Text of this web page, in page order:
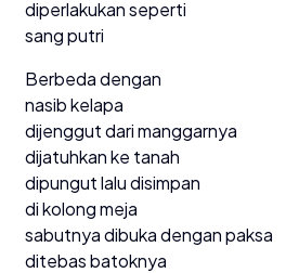
diperlakukan seperti
sang putri
Berbeda dengan
nasib kelapa
dijenggut dari manggarnya
dijatuhkan ke tanah
dipungut lalu disimpan
di kolong meja
sabutnya dibuka dengan paksa
ditebas batoknya